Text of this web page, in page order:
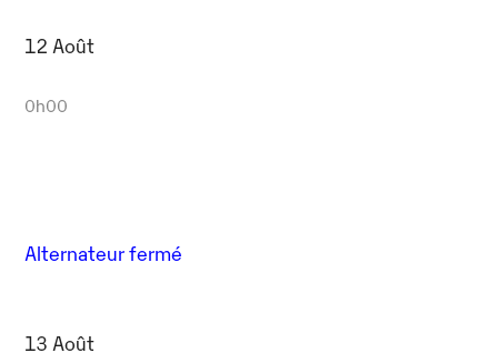
12 Août
0h00
Alternateur fermé
13 Août